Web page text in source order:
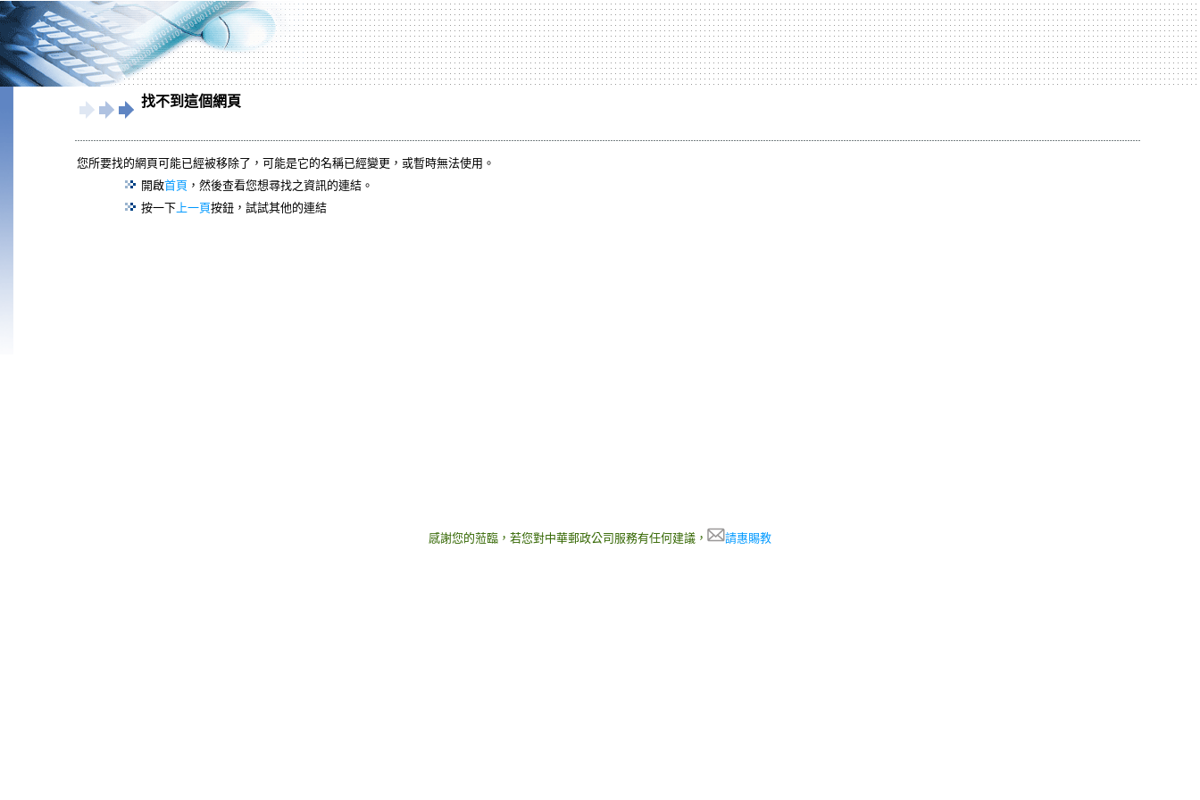
找不到這個網頁
您所要找的網頁可能已經被移除了，可能是它的名稱已經變更，或暫時無法使用。
開啟首頁 ，然後查看您想尋找之資訊的連結。
按一下上一頁按鈕，試試其他的連結
感謝您的蒞臨，若您對中華郵政公司服務有任何建議， 請惠賜教